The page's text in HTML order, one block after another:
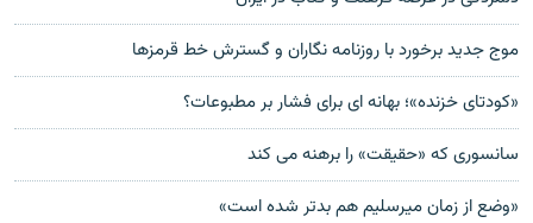
موج جدید برخورد با روزنامه نگاران و گسترش خط قرمزها
«کودتای خزنده»؛ بهانه ای برای فشار بر مطبوعات؟
سانسوری که «حقیقت» را برهنه می کند
«وضع از زمان میرسلیم هم بدتر شده است»